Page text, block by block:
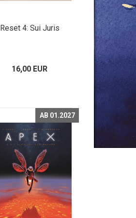
Reset 4: Sui Juris
16,00 EUR
AB 01.2027